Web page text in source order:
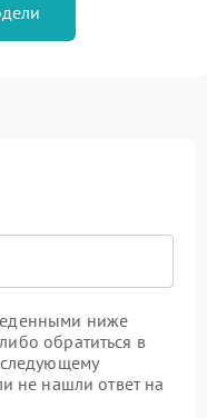
ниже
обратиться в
не нашли ответ на